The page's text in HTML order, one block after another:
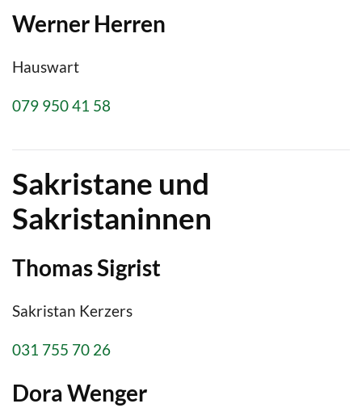
Werner Herren
Hauswart
079 950 41 58
Sakristane und
Sakristaninnen
Thomas Sigrist
Sakristan Kerzers
031 755 70 26
Dora Wenger